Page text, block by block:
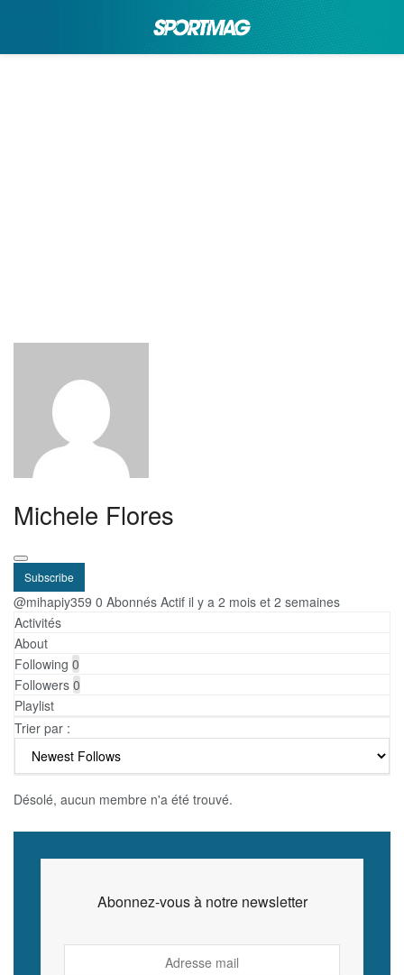
Michele Flores
Subscribe
@mihapiy359 0 Abonnés Actif il y a 2 mois et 2 semaines
Activités
About
Following 0
Followers 0
Playlist
Trier par :
Désolé, aucun membre n'a été trouvé.
Abonnez-vous à notre newsletter